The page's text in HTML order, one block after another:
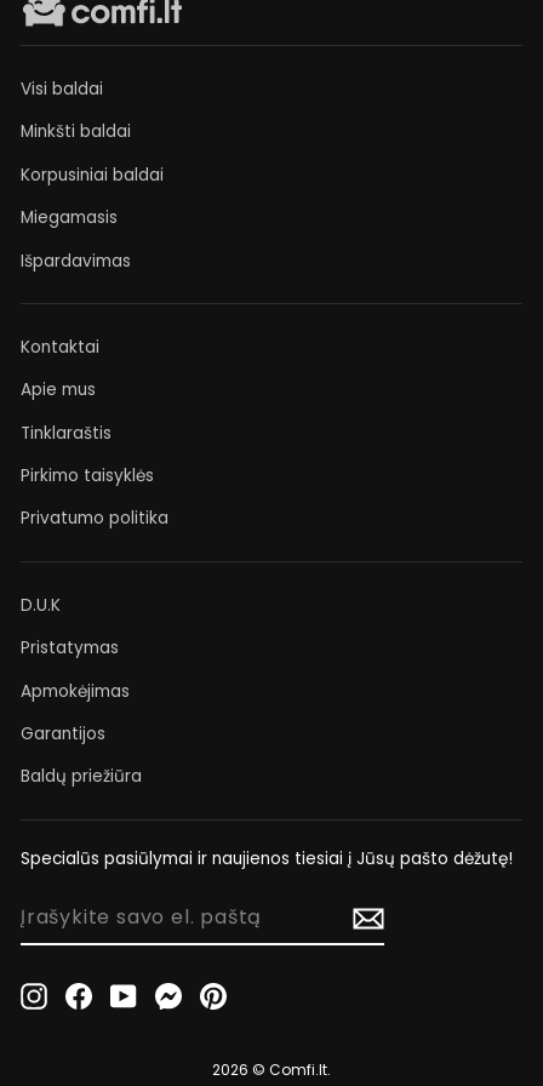
Visi baldai
Minkšti baldai
Korpusiniai baldai
Miegamasis
Išpardavimas
Kontaktai
Apie mus
Tinklaraštis
Pirkimo taisyklės
Privatumo politika
D.U.K
Pristatymas
Apmokėjimas
Garantijos
Baldų priežiūra
Specialūs pasiūlymai ir naujienos tiesiai į Jūsų pašto dėžutę!
ĮRAŠYKITE
PAŠTĄInstagramFacebookYouTubeMessenger
2026 © Comfi.lt.